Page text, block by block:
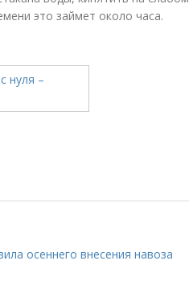
это займет около часа.
осеннего внесения навоза